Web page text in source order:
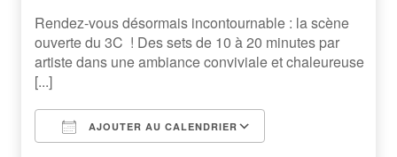
Rendez-vous désormais incontournable : la scène
ouverte du 3C ! Des sets de 10 à 20 minutes par
artiste dans une ambiance conviviale et chaleureuse
[...]
AJOUTER AU CALENDRIER